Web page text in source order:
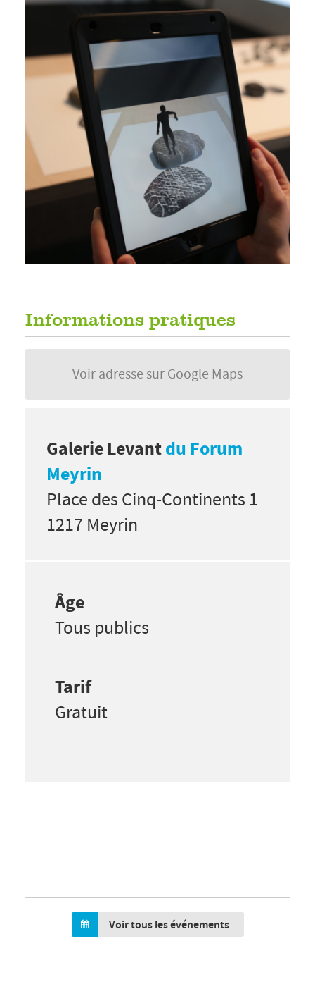
Informations pratiques
Voir adresse sur Google Maps
Galerie Levantdu Forum
Meyrin
Place des Cinq-Continents 1
1217 Meyrin
Âge
Tous publics
Tarif
Gratuit
Voir tous les événements